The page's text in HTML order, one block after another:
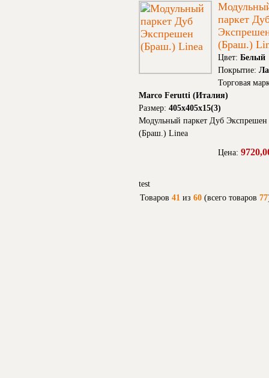
паркет
(Браш.)
Цвет: Белый
Покрытие:
Торговая
Marco Ferutti (Италия)
Размер: 405х405х15(3)
Модульный паркет Дуб Экспрешен
(Браш.) Linea
Цена:
test
Товаров 41 из 60 (всего товаров 77